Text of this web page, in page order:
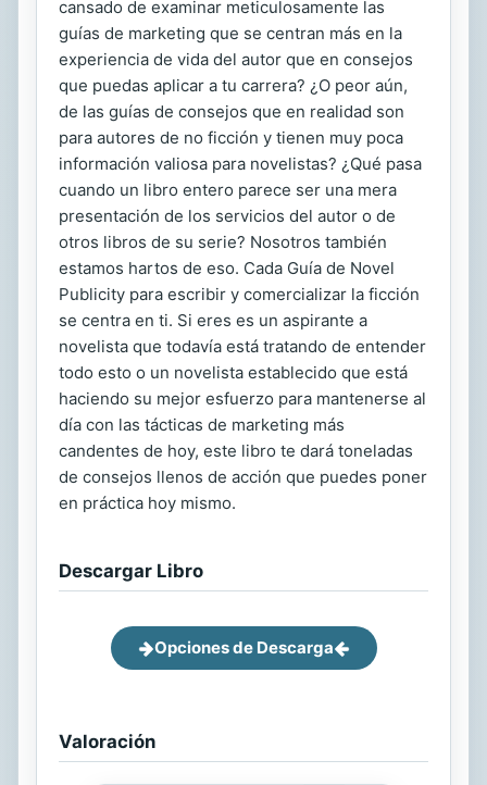
cansado de examinar meticulosamente las
guías de marketing que se centran más en la
experiencia de vida del autor que en consejos
que puedas aplicar a tu carrera? ¿O peor aún,
de las guías de consejos que en realidad son
para autores de no ficción y tienen muy poca
información valiosa para novelistas? ¿Qué pasa
cuando un libro entero parece ser una mera
presentación de los servicios del autor o de
otros libros de su serie? Nosotros también
estamos hartos de eso. Cada Guía de Novel
Publicity para escribir y comercializar la ficción
se centra en ti. Si eres es un aspirante a
novelista que todavía está tratando de entender
todo esto o un novelista establecido que está
haciendo su mejor esfuerzo para mantenerse al
día con las tácticas de marketing más
candentes de hoy, este libro te dará toneladas
de consejos llenos de acción que puedes poner
en práctica hoy mismo.
Descargar Libro
Opciones de Descarga
Valoración